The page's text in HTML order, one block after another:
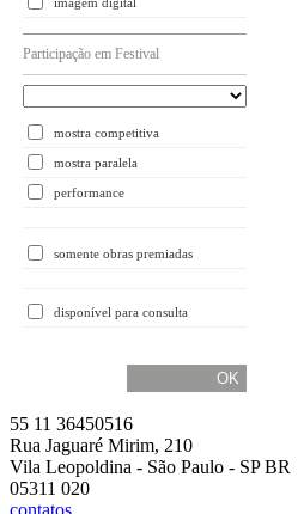
Participação em Festival
mostra competitiva
mostra paralela
performance
somente obras premiadas
disponível para consulta
55 11 36450516
Rua Jaguaré Mirim, 210
Vila Leopoldina - São Paulo - SP BR
05311 020